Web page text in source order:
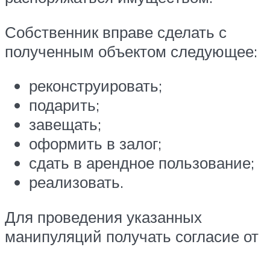
Собственник вправе сделать с
полученным объектом следующее:
реконструировать;
подарить;
завещать;
оформить в залог;
сдать в арендное пользование;
реализовать.
Для проведения указанных
манипуляций получать согласие от